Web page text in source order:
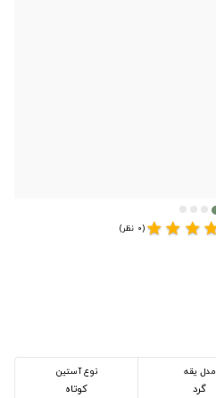
star
star
star(0 نظر)
مدل یقه
گرد
نوع آستین
کوتاه